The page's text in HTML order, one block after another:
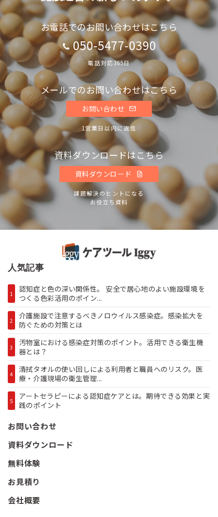
お電話でのお問い合わせはこちら
050-5477-0390
電話対応365日
メールでのお問い合わせはこちら
お問い合わせ
1営業日以内に返信
資料ダウンロードはこちら
資料ダウンロード
課題解決のヒントになる
お役立ち資料
人気記事
1
認知症と色の深い関係性。 安全で居心地のよい施設環境を
つくる色彩活用のポイン...
2
介護施設で注意するべきノロウイルス感染症。感染拡大を
防ぐための対策とは
3
汚物室における感染症対策のポイント。活用できる衛生機
器とは？
4
清拭タオルの使い回しによる利用者と職員へのリスク。医
療・介護現場の衛生管理...
5
アートセラピーによる認知症ケアとは。期待できる効果と実
践のポイント
お問い合わせ
資料ダウンロード
無料体験
お見積り
会社概要